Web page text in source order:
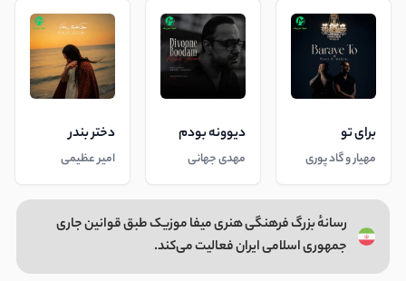
برای تو
مهیار و گاد پوری
دیوونه بودم
مهدی جهانی
دختر بندر
امیر عظیمی
رسانهٔ بزرگ فرهنگی هنری میفا موزیک طبق قوانین جاری
جمهوری اسلامی ایران فعالیت می‌کند.